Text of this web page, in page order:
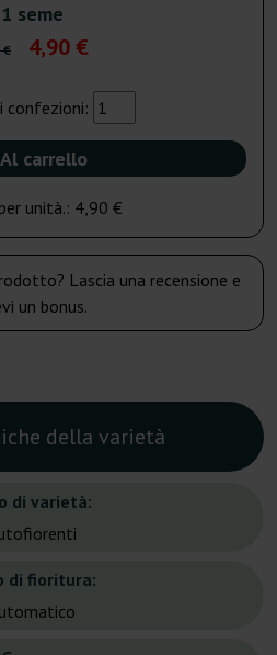
1 seme
€ 4,90 €
confezioni:
Al carrello
unità.: 4,90 €
Lascia una recensione e
un bonus.
della varietà
di varietà:
di fioritura: